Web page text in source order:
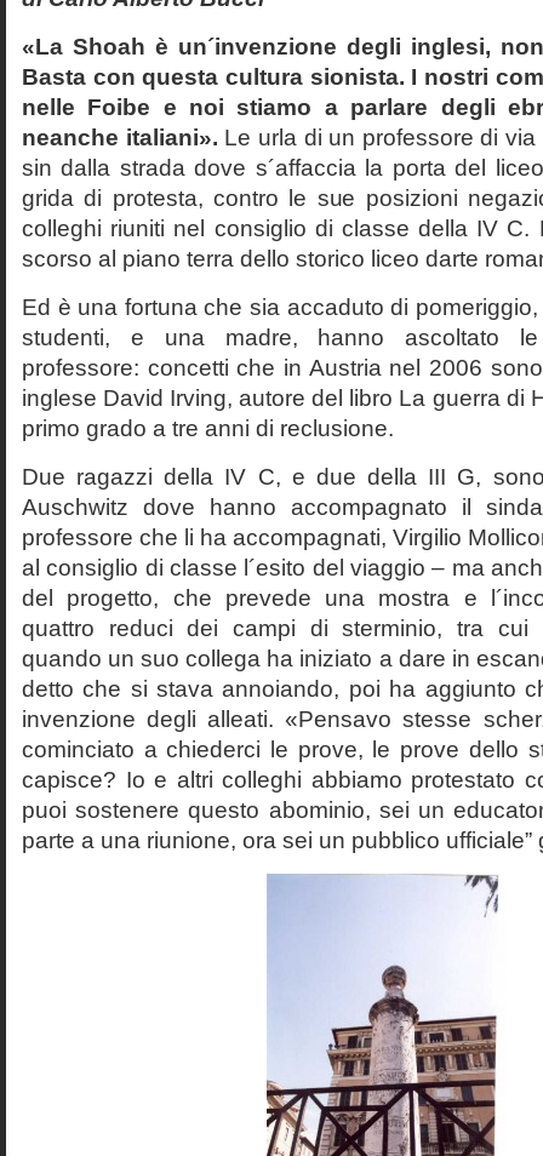
«La Shoah è un´invenzione degli inglesi,
Basta con questa cultura sionista. I nostri
nelle Foibe e noi stiamo a parlare degli
neanche italiani». Le urla di un professore di
sin dalla strada dove s´affaccia la porta del
grida di protesta, contro le sue posizioni
colleghi riuniti nel consiglio di classe della IV C.
scorso al piano terra dello storico liceo darte
Ed è una fortuna che sia accaduto di
studenti, e una madre, hanno ascoltato le
professore: concetti che in Austria nel 2006
inglese David Irving, autore del libro La guerra di
primo grado a tre anni di reclusione.
Due ragazzi della IV C, e due della III G,
Auschwitz dove hanno accompagnato il
professore che li ha accompagnati, Virgilio
al consiglio di classe l´esito del viaggio – ma
del progetto, che prevede una mostra e
quattro reduci dei campi di sterminio, tra cui
quando un suo collega ha iniziato a dare in
detto che si stava annoiando, poi ha aggiunto
invenzione degli alleati. «Pensavo stesse
cominciato a chiederci le prove, le prove dello
capisce? Io e altri colleghi abbiamo protestato
puoi sostenere questo abominio, sei un
parte a una riunione, ora sei un pubblico ufficiale”